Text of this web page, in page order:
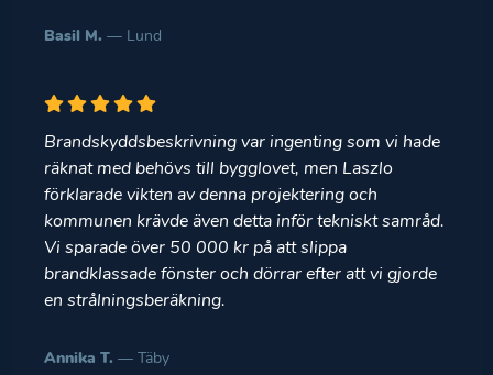
Basil M. — Lund
Brandskyddsbeskrivning var ingenting som vi hade
räknat med behövs till bygglovet, men Laszlo
förklarade vikten av denna projektering och
kommunen krävde även detta inför tekniskt samråd.
Vi sparade över 50 000 kr på att slippa
brandklassade fönster och dörrar efter att vi gjorde
en strålningsberäkning.
Annika T. — Täby